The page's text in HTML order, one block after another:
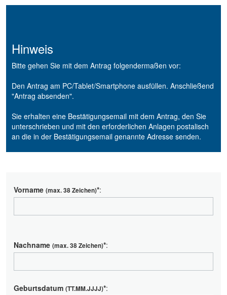
Hinweis
Bitte gehen Sie mit dem Antrag folgendermaßen vor:
Den Antrag am PC/Tablet/Smartphone ausfüllen. Anschließend
"Antrag absenden".
Sie erhalten eine Bestätigungsemail mit dem Antrag, den Sie
unterschrieben und mit den erforderlichen Anlagen postalisch
an die in der Bestätigungsemail genannte Adresse senden.
Vorname (max. 38 Zeichen)*:
Nachname (max. 38 Zeichen)*:
Geburtsdatum (TT.MM.JJJJ)*: